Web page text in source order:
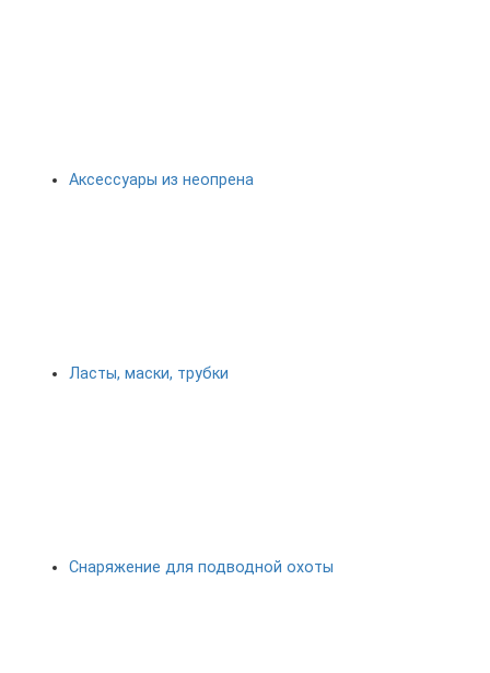
Аксессуары из неопрена
Ласты, маски, трубки
Снаряжение для подводной охоты